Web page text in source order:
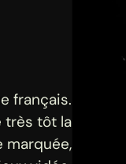
français.
très tôt la